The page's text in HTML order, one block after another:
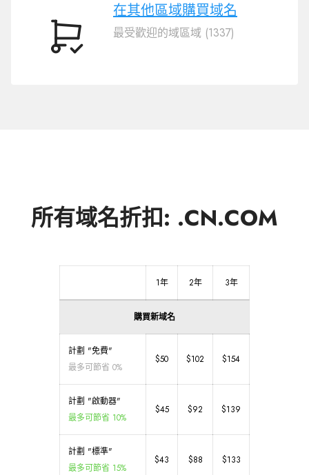
在
在其他區域購買域名
最受歡迎的域區域 (1337)
所有域名折扣: .CN.COM
1年 2年 3年
購買新域名
計劃 "免費"
最多可節省 0%
$50 $102 $154
計劃 "啟動器"
最多可節省 10%
$45 $92 $139
計劃 "標準"
最多可節省 15%
$43 $88 $133